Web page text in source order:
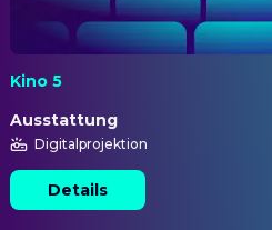
Kino 5
Ausstattung
Digitalprojektion
Details